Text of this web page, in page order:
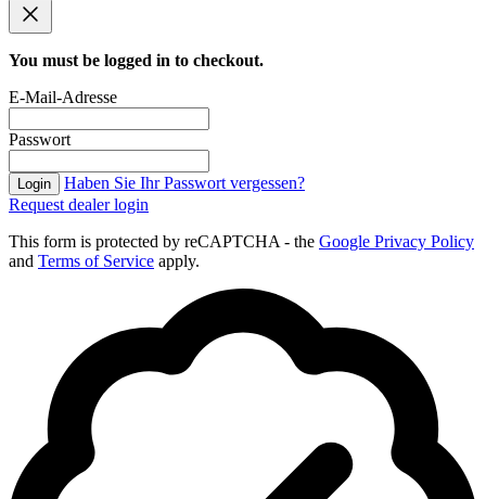
You must be logged in to checkout.
E-Mail-Adresse
Passwort
Login
Haben Sie Ihr Passwort vergessen?
Request dealer login
This form is protected by reCAPTCHA - the Google Privacy Policy
and Terms of Service apply.